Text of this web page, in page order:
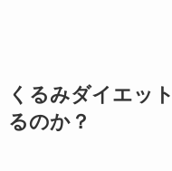
くるみダイエッ
るのか？